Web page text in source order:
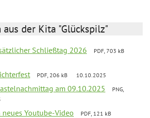
der Kita "Glückspilz"
Schließtag 2026
PDF, 703 kB
PDF, 206 kB 10.10.2025
am 09.10.2025
PNG,
Youtube-Video
PDF, 121 kB